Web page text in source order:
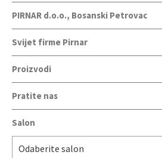
PIRNAR d.o.o., Bosanski Petrovac
Poslovna zona Gorinčani bb.
E: info@pirnar.ba
T:
+387 619 870 01
Svijet firme Pirnar
Svijet firme Pirnar
Nagrade i inovacije
VersusBronze
Salon
Proizvodi
Ulazna vrata
Aluminijska ulazna vrata
Drvena ulazna vrata
Pratite nas
Salon